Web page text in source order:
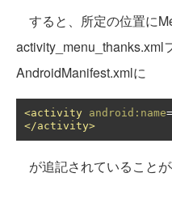
すると、所定の位置に
activity_menu_thanks.xml
AndroidManifest.xmlに
<activity android:name=
</activity>
が追記されていることが